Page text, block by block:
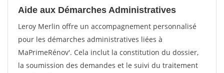
Aide aux Démarches Administratives
Leroy Merlin offre un accompagnement personnalisé
pour les démarches administratives liées à
MaPrimeRénov'. Cela inclut la constitution du dossier,
la soumission des demandes et le suivi du traitement